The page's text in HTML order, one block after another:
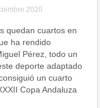
2020
quedan cuartos en
ha rendido
Pérez, todo un
deporte adaptado
un cuarto
Copa Andaluza